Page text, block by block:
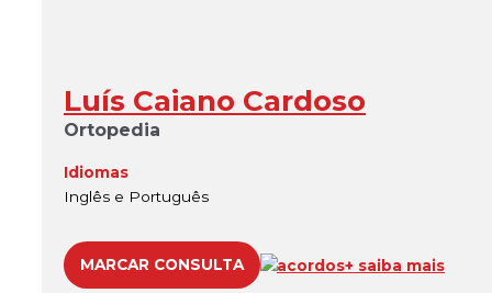
Luís Caiano Cardoso
Ortopedia
Idiomas
Inglês e Português
MARCAR CONSULTA acordos+ saiba mais